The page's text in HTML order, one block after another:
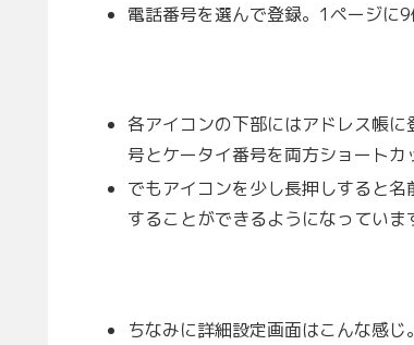
電話番号を選んで登録。1ページに
各アイコンの下部にはアドレス帳
号とケータイ番号を両方ショートカ
でもアイコンを少し長押しすると
することができるようになっていま
ちなみに詳細設定画面はこんな感